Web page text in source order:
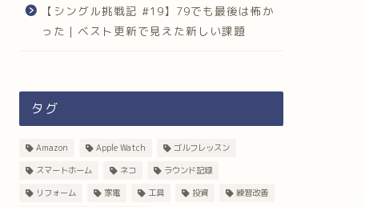
【シングル挑戦記 #19】79でも最後は怖か
った｜ベスト更新で見えた新しい課題
タグ
Amazon Apple Watch
ゴルフレッスン
スマートホーム
ネコ
ラウンド記録
リフォーム
家電 工具 投資 練習改善